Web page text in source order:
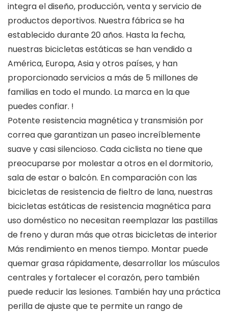
integra el diseño, producción, venta y servicio de
productos deportivos. Nuestra fábrica se ha
establecido durante 20 años. Hasta la fecha,
nuestras bicicletas estáticas se han vendido a
América, Europa, Asia y otros países, y han
proporcionado servicios a más de 5 millones de
familias en todo el mundo. La marca en la que
puedes confiar. !
Potente resistencia magnética y transmisión por
correa que garantizan un paseo increíblemente
suave y casi silencioso. Cada ciclista no tiene que
preocuparse por molestar a otros en el dormitorio,
sala de estar o balcón. En comparación con las
bicicletas de resistencia de fieltro de lana, nuestras
bicicletas estáticas de resistencia magnética para
uso doméstico no necesitan reemplazar las pastillas
de freno y duran más que otras bicicletas de interior
Más rendimiento en menos tiempo. Montar puede
quemar grasa rápidamente, desarrollar los músculos
centrales y fortalecer el corazón, pero también
puede reducir las lesiones. También hay una práctica
perilla de ajuste que te permite un rango de